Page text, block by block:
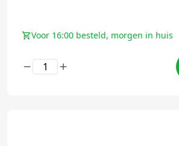
Voor 16:00 besteld, morgen in huis